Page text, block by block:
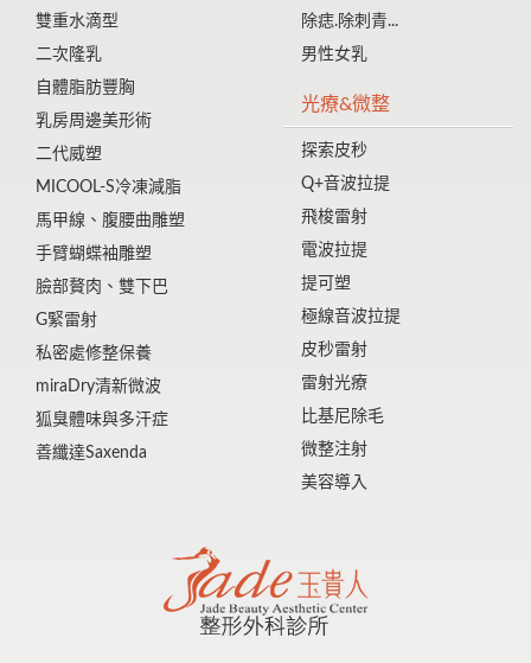
雙重水滴型
二次隆乳
自體脂肪豐胸
乳房周邊美形術
二代威塑
MICOOL-S冷凍減脂
馬甲線、腹腰曲雕塑
手臂蝴蝶袖雕塑
臉部贅肉、雙下巴
G緊雷射
私密處修整保養
miraDry清新微波
狐臭體味與多汗症
善纖達Saxenda
除痣.除刺青...
男性女乳
光療&微整
探索皮秒
Q+音波拉提
飛梭雷射
電波拉提
提可塑
極線音波拉提
皮秒雷射
雷射光療
比基尼除毛
微整注射
美容導入